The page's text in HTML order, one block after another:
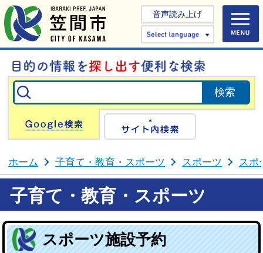
音声読み上げ
Select
Google検索
ホーム 子育て・教育・スポーツ スポーツ スポ
子育て・教育・スポーツ
スポーツ施設予約